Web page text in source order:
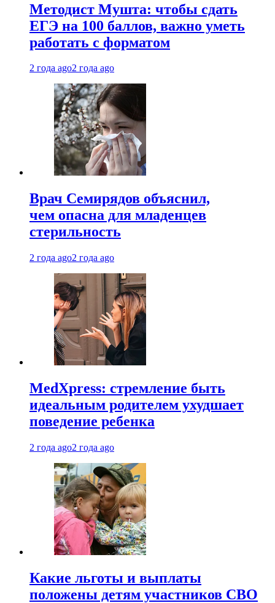
Методист Мушта: чтобы сдать
ЕГЭ на 100 баллов, важно уметь
работать с форматом
2 года ago2 года ago
Врач Семирядов объяснил,
чем опасна для младенцев
стерильность
2 года ago2 года ago
MedXpress: стремление быть
идеальным родителем ухудшает
поведение ребенка
2 года ago2 года ago
Какие льготы и выплаты
положены детям участников СВО